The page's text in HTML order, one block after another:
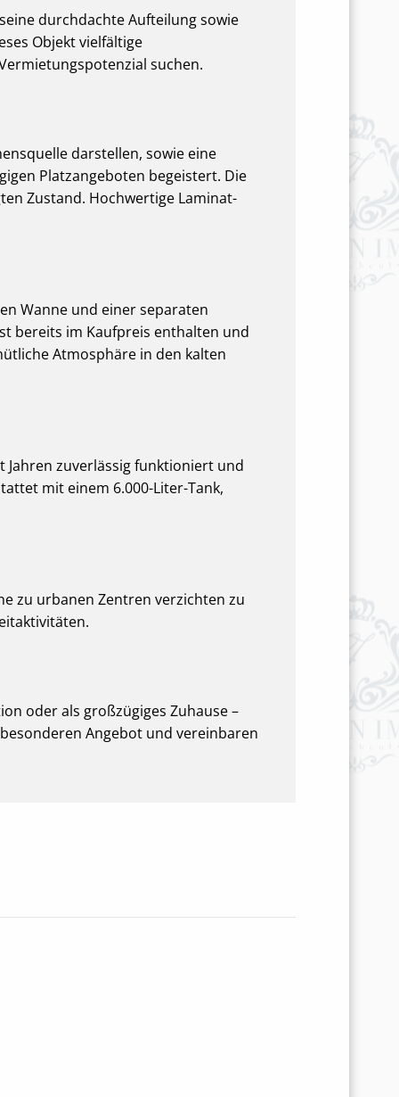
durchdachte Aufteilung sowie
Objekt vielfältige
suchen.
darstellen, sowie eine
Platzangeboten begeistert. Die
Zustand. Hochwertige Laminat-
Wanne und einer separaten
bereits im Kaufpreis enthalten und
Atmosphäre in den kalten
Jahren zuverlässig funktioniert und
mit einem 6.000-Liter-Tank,
zu urbanen Zentren verzichten zu
oder als großzügiges Zuhause –
Angebot und vereinbaren